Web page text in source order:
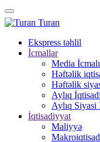
Turan
Ekspress təhlil
İcmallar
Media İcmalı
Həftəlik
Həftəlik
Aylıq
Aylıq Siyasi
İqtisadiyyat
Maliyyə